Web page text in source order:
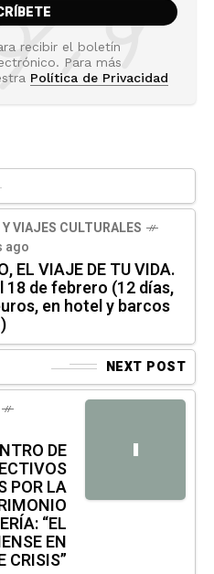
recibir el boletín
Para más
Política de Privacidad
VIAJES CULTURALES
ago
EL VIAJE DE TU VIDA.
18 de febrero (12 días,
en hotel y barcos
NEXT POST
I
DE
POR LA
“EL
EN
CRISIS”